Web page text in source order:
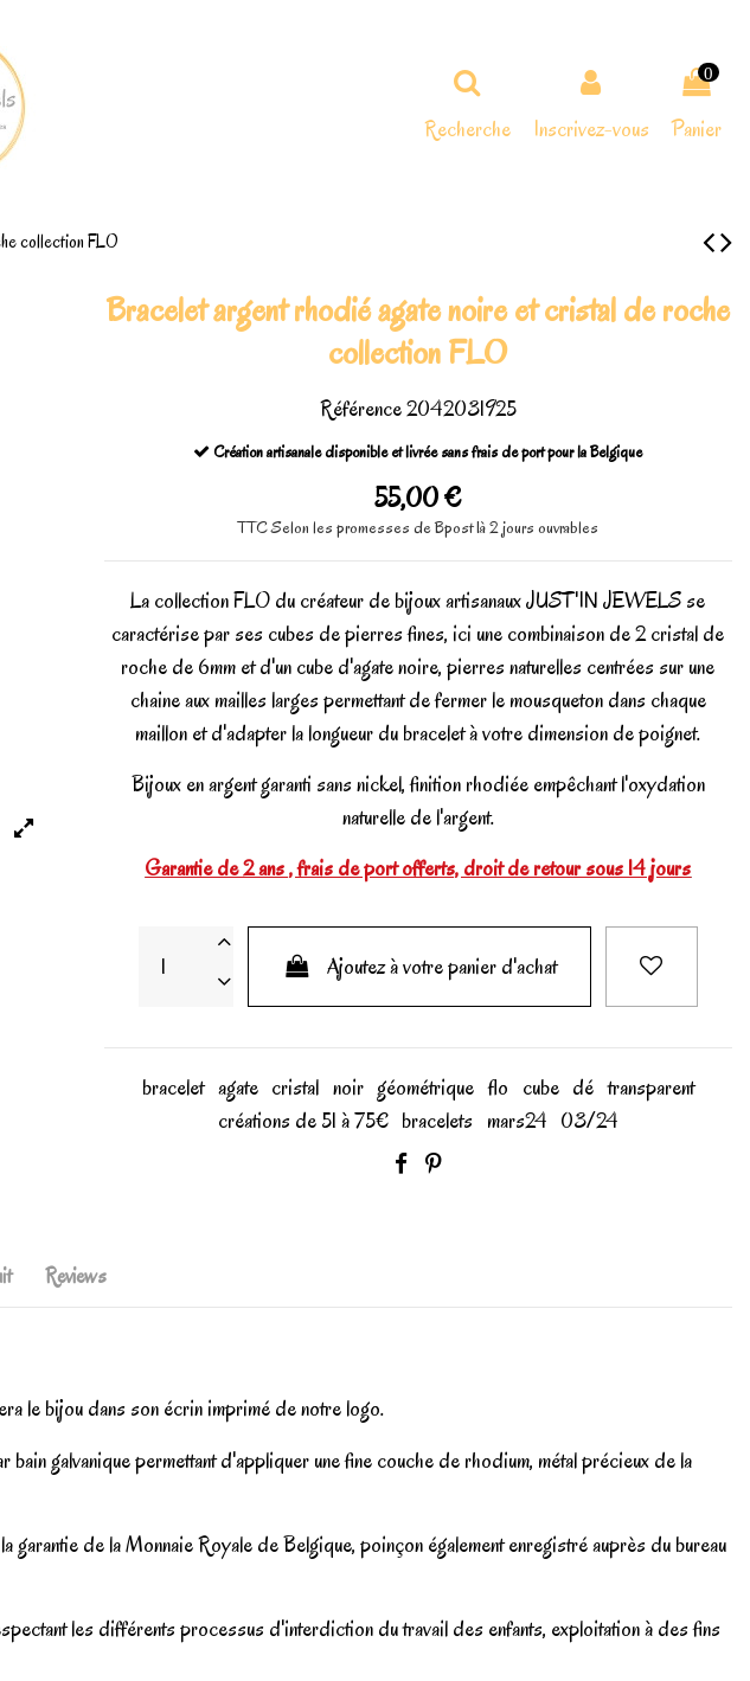
Recherche Inscrivez-vous
0
Panier
collection FLO
Bracelet argent rhodié agate noire et cristal de roche
collection FLO
Référence2042031925
Création artisanale disponible et livrée sans frais de port pour la Belgique
55,00 €
TTCSelon les promesses de Bpost 1à 2 jours ouvrables
La collection FLO du créateur de bijoux artisanaux JUST'IN JEWELS se
caractérise par ses cubes de pierres fines, ici une combinaison de 2 cristal de
roche de 6mm et d'un cube d'agate noire, pierres naturelles centrées sur une
chaine aux mailles larges permettant de fermer le mousqueton dans chaque
maillon et d'adapter la longueur du bracelet à votre dimension de poignet.
Bijoux en argent garanti sans nickel, finition rhodiée empêchant l'oxydation
naturelle de l'argent.
Garantie de 2 ans , frais de port offerts, droit de retour sous 14 jours
Ajoutez à votre panier d'achat
bracelet agate cristal noir géométrique flo cube dé transparent
créations de 51 à 75€ bracelets mars24 03/24
Reviews
le bijou dans son écrin imprimé de notre logo.
galvanique permettant d'appliquer une fine couche de rhodium, métal précieux de la
de la Monnaie Royale de Belgique, poinçon également enregistré auprès du bureau
les différents processus d'interdiction du travail des enfants, exploitation à des fins